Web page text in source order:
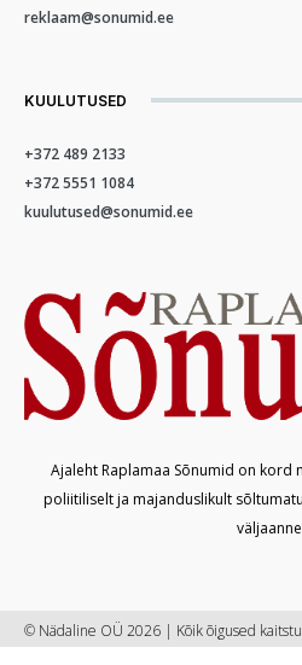
reklaam@sonumid.ee
KUULUTUSED
+372 489 2133
+372 5551 1084
kuulutused@sonumid.ee
Ajaleht Raplamaa Sõnumid on kord
poliitiliselt ja majanduslikult
© Nädaline OÜ 2026 | Kõik õigused